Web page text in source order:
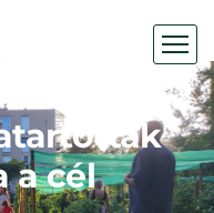
a cél